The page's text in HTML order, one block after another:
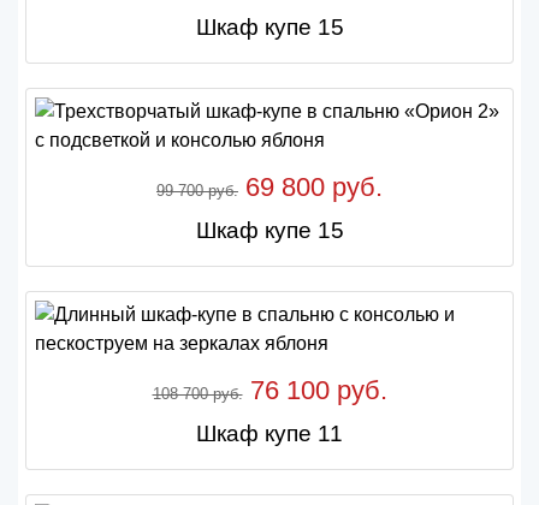
Шкаф купе 15
99 700 руб. 69 800 руб.
Шкаф купе 15
108 700 руб.76 100 руб.
Шкаф купе 11